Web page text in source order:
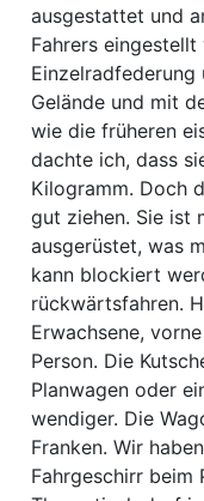
ausgestattet und
Fahrers
Gelände und mit
wie die früheren
dachte ich, dass
Kilogramm. Doch
gut ziehen. Sie ist
ausgerüstet, was
kann blockiert
rückwärtsfahren.
Erwachsene,
Person. Die
Planwagen oder
wendiger. Die
Franken. Wir
Fahrgeschirr beim